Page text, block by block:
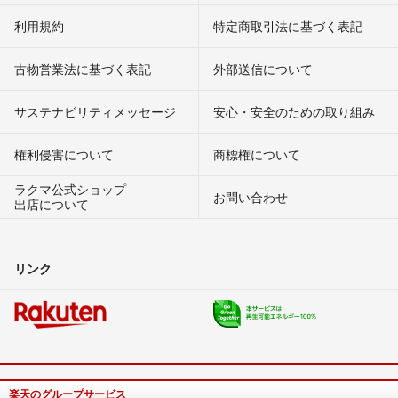
利用規約 特定商取引法に基づく表記
古物営業法に基づく表記 外部送信について
サステナビリティメッセージ 安心・安全のための取り組み
権利侵害について
商標権について
ラクマ公式ショップ
出店について
お問い合わせ
リンク
楽天のグループサービス